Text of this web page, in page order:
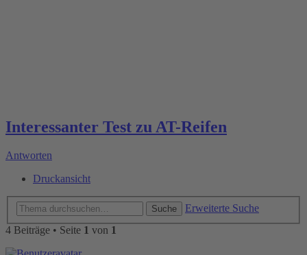
Interessanter Test zu AT-Reifen
Antworten
Druckansicht
Suche
Erweiterte Suche
4 Beiträge • Seite 1 von 1